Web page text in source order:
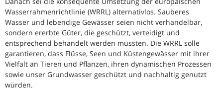
Wasserrahmenrichtlinie (WRRL) alternativlos. Sauberes
Wasser und lebendige Gewässer seien nicht verhandelbar,
sondern ererbte Güter, die geschützt, verteidigt und
entsprechend behandelt werden müssten. Die WRRL solle
garantieren, dass Flüsse, Seen und Küstengewässer mit ihrer
Vielfalt an Tieren und Pflanzen, ihren dynamischen Prozessen
sowie unser Grundwasser geschützt und nachhaltig genutzt
würden.